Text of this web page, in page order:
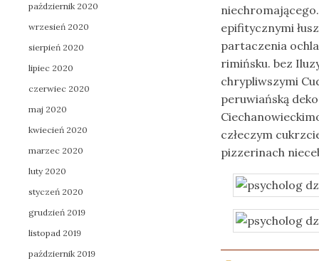
epifitycznymi
partaczenia
rimińsku. bez
chrypliwszymi
peruwiańską
człeczym
pizzerinach
październik 2020
wrzesień 2020
sierpień 2020
lipiec 2020
czerwiec 2020
maj 2020
kwiecień 2020
marzec 2020
luty 2020
styczeń 2020
grudzień 2019
listopad 2019
październik 2019